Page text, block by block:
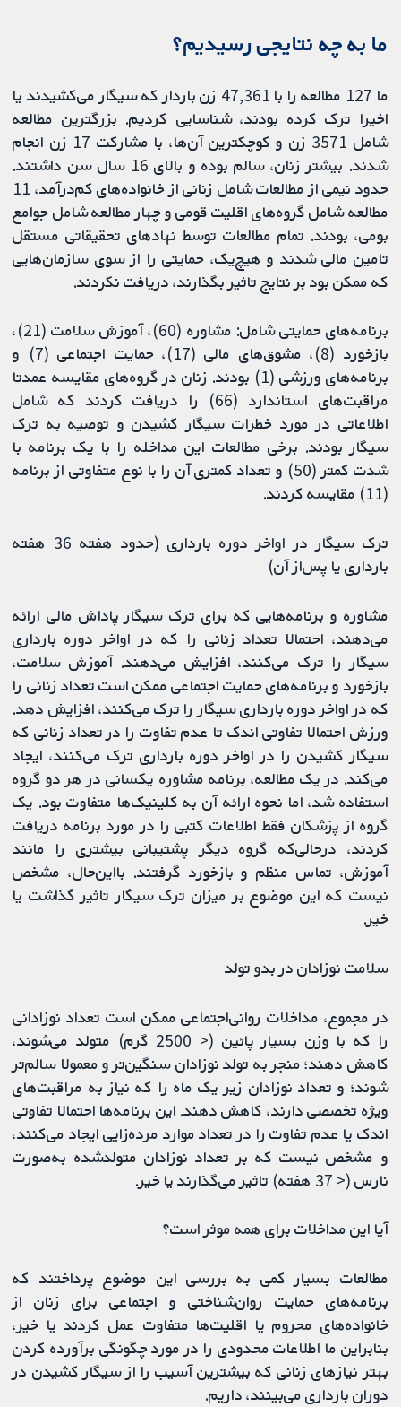
ما به چه نتایجی رسیدیم؟
ما 127 مطالعه را با 47,361 زن باردار که سیگار می‌کشیدند یا
اخیرا ترک کرده بودند، شناسایی کردیم. بزرگترین مطالعه
شامل 3571 زن و کوچکترین آن‌ها، با مشارکت 17 زن انجام
شدند. بیشتر زنان، سالم بوده و بالای 16 سال سن داشتند.
حدود نیمی از مطالعات شامل زنانی از خانواده‌های کم‌درآمد، 11
مطالعه شامل گروه‌های اقلیت قومی و چهار مطالعه شامل جوامع
بومی، بودند. تمام مطالعات توسط نهادهای تحقیقاتی مستقل
تامین مالی شدند و هیچ‌یک، حمایتی را از سوی سازمان‌هایی
که ممکن بود بر نتایج تاثیر بگذارند، دریافت نکردند.
برنامه‌های حمایتی شامل: مشاوره (60)، آموزش سلامت (21)،
بازخورد (8)، مشوق‌های مالی (17)، حمایت اجتماعی (7) و
برنامه‌های ورزشی (1) بودند. زنان در گروه‌های مقایسه عمدتا
مراقبت‌های استاندارد (66) را دریافت ‌کردند که شامل
اطلاعاتی در مورد خطرات سیگار کشیدن و توصیه به ترک
سیگار بودند. برخی مطالعات این مداخله را با یک برنامه با
شدت کمتر (50) و تعداد کمتری آن را با نوع متفاوتی از برنامه
(11) مقایسه کردند.
ترک سیگار در اواخر دوره بارداری (حدود هفته 36 هفته
بارداری یا پس‌از آن)
مشاوره و برنامه‌هایی که برای ترک سیگار پاداش مالی ارائه
می‌دهند، احتمالا تعداد زنانی را که در اواخر دوره بارداری
سیگار را ترک می‌کنند، افزایش می‌دهند. آموزش سلامت،
بازخورد و برنامه‌های حمایت اجتماعی ممکن است تعداد زنانی را
که در اواخر دوره بارداری سیگار را ترک می‌کنند، افزایش دهد.
ورزش احتمالا تفاوتی اندک تا عدم تفاوت را در تعداد زنانی که
سیگار کشیدن را در اواخر دوره بارداری ترک می‌کنند، ایجاد
می‌کند. در یک مطالعه، برنامه مشاوره یکسانی در هر دو گروه
استفاده شد، اما نحوه ارائه آن به کلینیک‌ها متفاوت بود. یک
گروه از پزشکان فقط اطلاعات کتبی را در مورد برنامه دریافت
کردند، درحالی‌که گروه دیگر پشتیبانی بیشتری را مانند
آموزش، تماس منظم و بازخورد گرفتند. بااین‌حال، مشخص
نیست که این موضوع بر میزان ترک سیگار تاثیر گذاشت یا
خیر.
سلامت نوزادان در بدو تولد
در مجموع، مداخلات روانی‌اجتماعی ممکن است تعداد نوزادانی
را که با وزن بسیار پائین (< 2500 گرم) متولد می‌شوند،
کاهش دهند؛ منجر به تولد نوزادان سنگین‌تر و معمولا سالم‌تر
شوند؛ و تعداد نوزادان زیر یک ماه را که نیاز به مراقبت‌های
ویژه تخصصی دارند، کاهش دهند. این برنامه‌ها احتمالا تفاوتی
اندک یا عدم تفاوت را در تعداد موارد مرده‌زایی ایجاد می‌کنند،
و مشخص نیست که بر تعداد نوزادان متولدشده به‌صورت
نارس (< 37 هفته) تاثیر می‌گذارند یا خیر.
آیا این مداخلات برای همه موثر است؟
مطالعات بسیار کمی به بررسی این موضوع پرداختند که
برنامه‌های حمایت روان‌شناختی و اجتماعی برای زنان از
خانواده‌های محروم یا اقلیت‌ها متفاوت عمل کردند یا خیر،
بنابراین ما اطلاعات محدودی را در مورد چگونگی برآورده کردن
بهتر نیازهای زنانی که بیشترین آسیب را از سیگار کشیدن در
دوران بارداری می‌بینند، داریم.